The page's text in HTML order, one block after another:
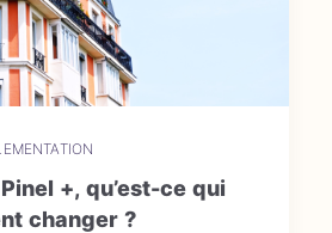
+, qu’est-ce qui
changer ?